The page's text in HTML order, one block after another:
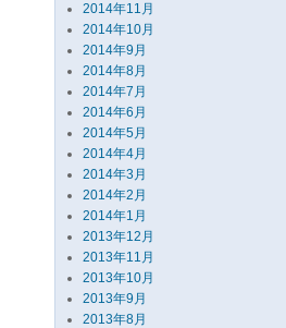
2014年11月
2014年10月
2014年9月
2014年8月
2014年7月
2014年6月
2014年5月
2014年4月
2014年3月
2014年2月
2014年1月
2013年12月
2013年11月
2013年10月
2013年9月
2013年8月